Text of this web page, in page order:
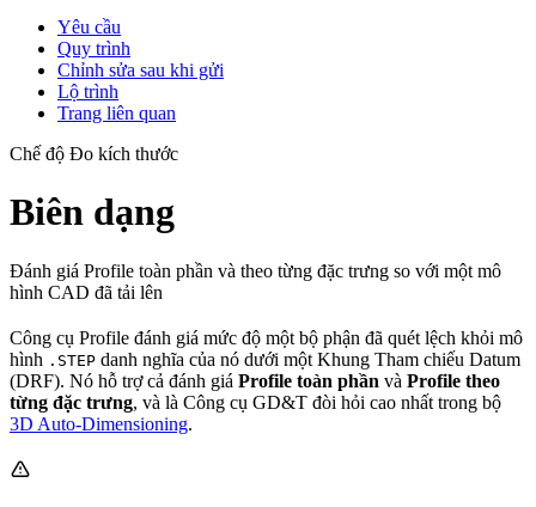
Yêu cầu
Quy trình
Chỉnh sửa sau khi gửi
Lộ trình
Trang liên quan
Chế độ Đo kích thước
Biên dạng
Đánh giá Profile toàn phần và theo từng đặc trưng so với một mô
hình CAD đã tải lên
Công cụ Profile đánh giá mức độ một bộ phận đã quét lệch khỏi mô
hình .STEP danh nghĩa của nó dưới một Khung Tham chiếu Datum
(DRF). Nó hỗ trợ cả đánh giá Profile toàn phần và Profile theo
từng đặc trưng, và là Công cụ GD&T đòi hỏi cao nhất trong bộ
3D Auto-Dimensioning.